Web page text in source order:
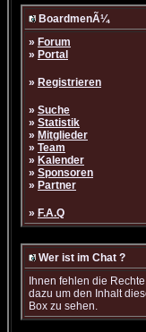
BoardmenÃ¼
» Forum
» Portal
» Registrieren
» Suche
» Statistik
» Mitglieder
» Team
» Kalender
» Sponsoren
» Partner
» F.A.Q
Wer ist im Chat ?
Ihnen fehlen die Rechte
dazu um den Inhalt
Box zu sehen.